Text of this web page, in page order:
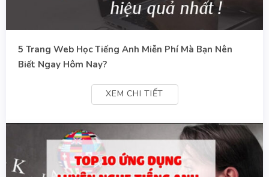
5 Trang Web Học Tiếng Anh Miễn Phí Mà Bạn Nên
Biết Ngay Hôm Nay?
XEM CHI TIẾT